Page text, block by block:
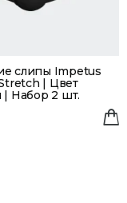
слипы Impetus
| Цвет
Набор 2 шт.